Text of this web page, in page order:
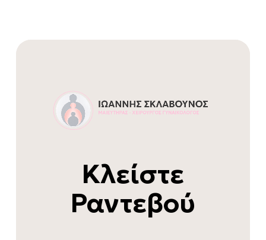
Κλείστε
Ραντεβού